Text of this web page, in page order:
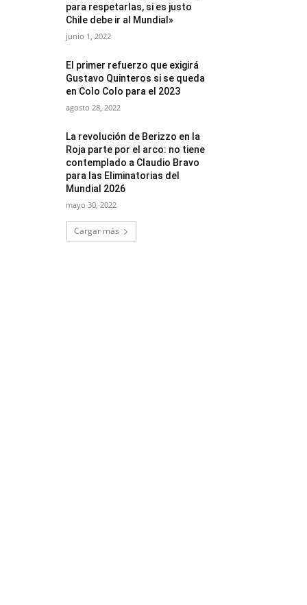
para respetarlas, si es justo
Chile debe ir al Mundial»
junio 1, 2022
El primer refuerzo que exigirá
Gustavo Quinteros si se queda
en Colo Colo para el 2023
agosto 28, 2022
La revolución de Berizzo en la
Roja parte por el arco: no tiene
contemplado a Claudio Bravo
para las Eliminatorias del
Mundial 2026
mayo 30, 2022
Cargar más